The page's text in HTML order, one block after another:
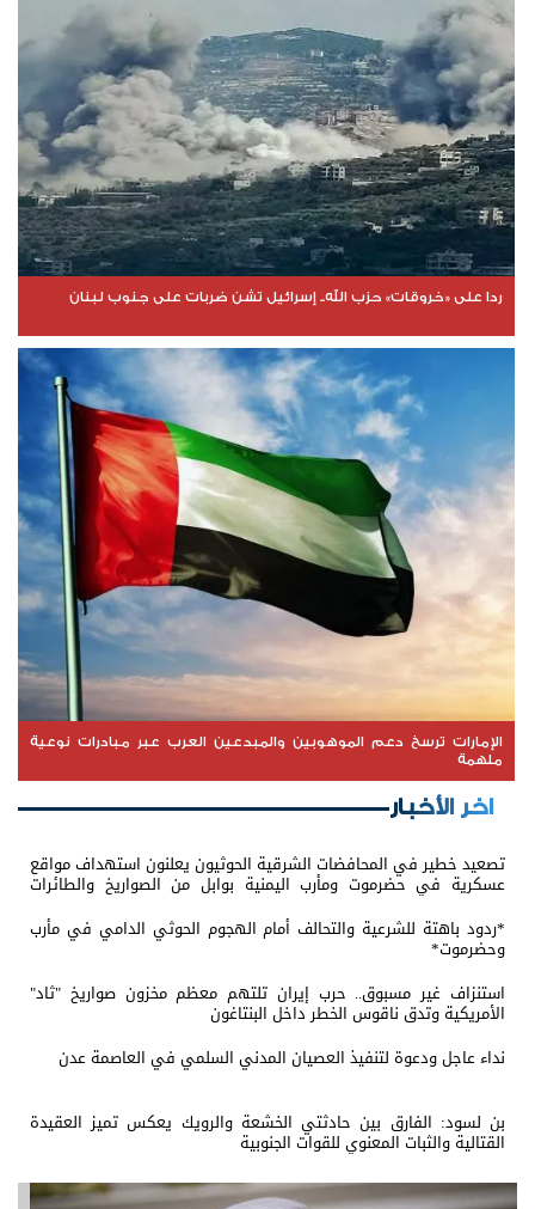
ردا على «خروقات» حزب الله.. إسرائيل تشن ضربات على جنوب لبنان
الإمارات ترسخ دعم الموهوبين والمبدعين العرب عبر مبادرات نوعية
ملهمة
اخر الأخبار
تصعيد خطير في المحافضات الشرقية الحوثيون يعلنون استهداف مواقع
عسكرية في حضرموت ومأرب اليمنية بوابل من الصواريخ والطائرات
*ردود باهتة للشرعية والتحالف أمام الهجوم الحوثي الدامي في مأرب
وحضرموت*
استنزاف غير مسبوق.. حرب إيران تلتهم معظم مخزون صواريخ "ثاد"
الأمريكية وتدق ناقوس الخطر داخل البنتاغون
نداء عاجل ودعوة لتنفيذ العصيان المدني السلمي في العاصمة عدن
بن لسود: الفارق بين حادثتي الخشعة والرويك يعكس تميز العقيدة
القتالية والثبات المعنوي للقوات الجنوبية